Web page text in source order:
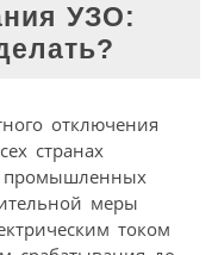
УЗО:
отключения
странах
промышленных
меры
током